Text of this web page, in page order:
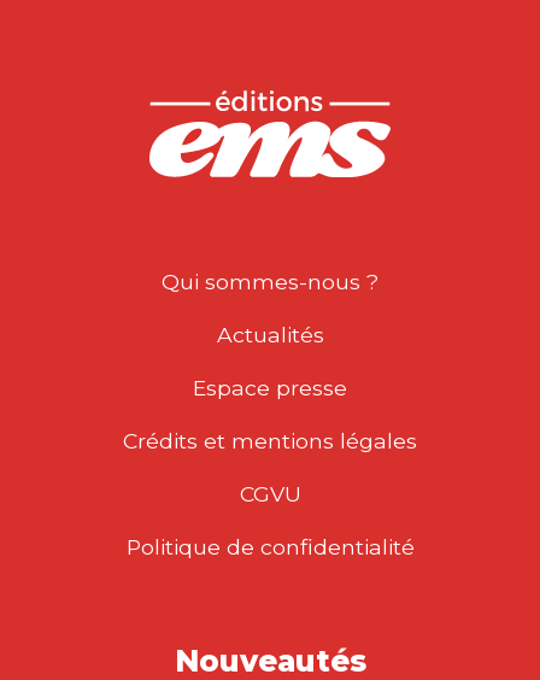
Qui sommes-nous ?
Actualités
Espace presse
Crédits et mentions légales
CGVU
Politique de confidentialité
Nouveautés